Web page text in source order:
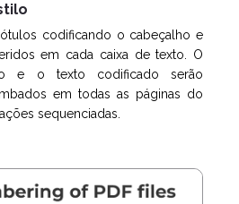
codificando o cabeçalho e
em cada caixa de texto. O
e o texto codificado serão
em todas as páginas do
sequenciadas.